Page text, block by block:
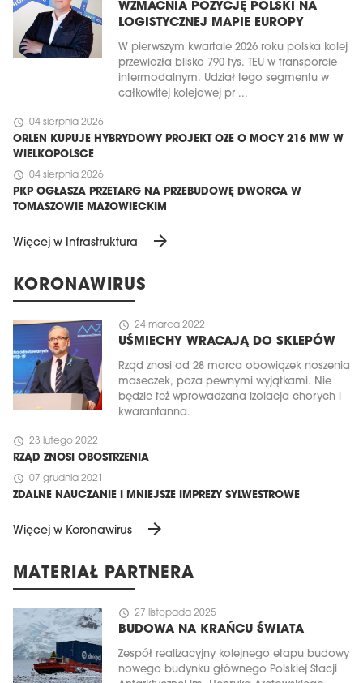
WZMACNIA POZYCJĘ POLSKI NA
LOGISTYCZNEJ MAPIE EUROPY
W pierwszym kwartale 2026 roku polska kolej
przewiozła blisko 790 tys. TEU w transporcie
intermodalnym. Udział tego segmentu w
całkowitej kolejowej pr ...
schedule 04 sierpnia 2026
ORLEN KUPUJE HYBRYDOWY PROJEKT OZE O MOCY 216 MW W
WIELKOPOLSCE
schedule 04 sierpnia 2026
PKP OGŁASZA PRZETARG NA PRZEBUDOWĘ DWORCA W
TOMASZOWIE MAZOWIECKIM
Więcej w Infrastruktura arrow_forward
KORONAWIRUS
schedule 24 marca 2022
UŚMIECHY WRACAJĄ DO SKLEPÓW
Rząd znosi od 28 marca obowiązek noszenia
maseczek, poza pewnymi wyjątkami. Nie
będzie też wprowadzana izolacja chorych i
kwarantanna.
schedule 23 lutego 2022
RZĄD ZNOSI OBOSTRZENIA
schedule 07 grudnia 2021
ZDALNE NAUCZANIE I MNIEJSZE IMPREZY SYLWESTROWE
Więcej w Koronawirus arrow_forward
MATERIAŁ PARTNERA
schedule 27 listopada 2025
BUDOWA NA KRAŃCU ŚWIATA
Zespół realizacyjny kolejnego etapu budowy
nowego budynku głównego Polskiej Stacji